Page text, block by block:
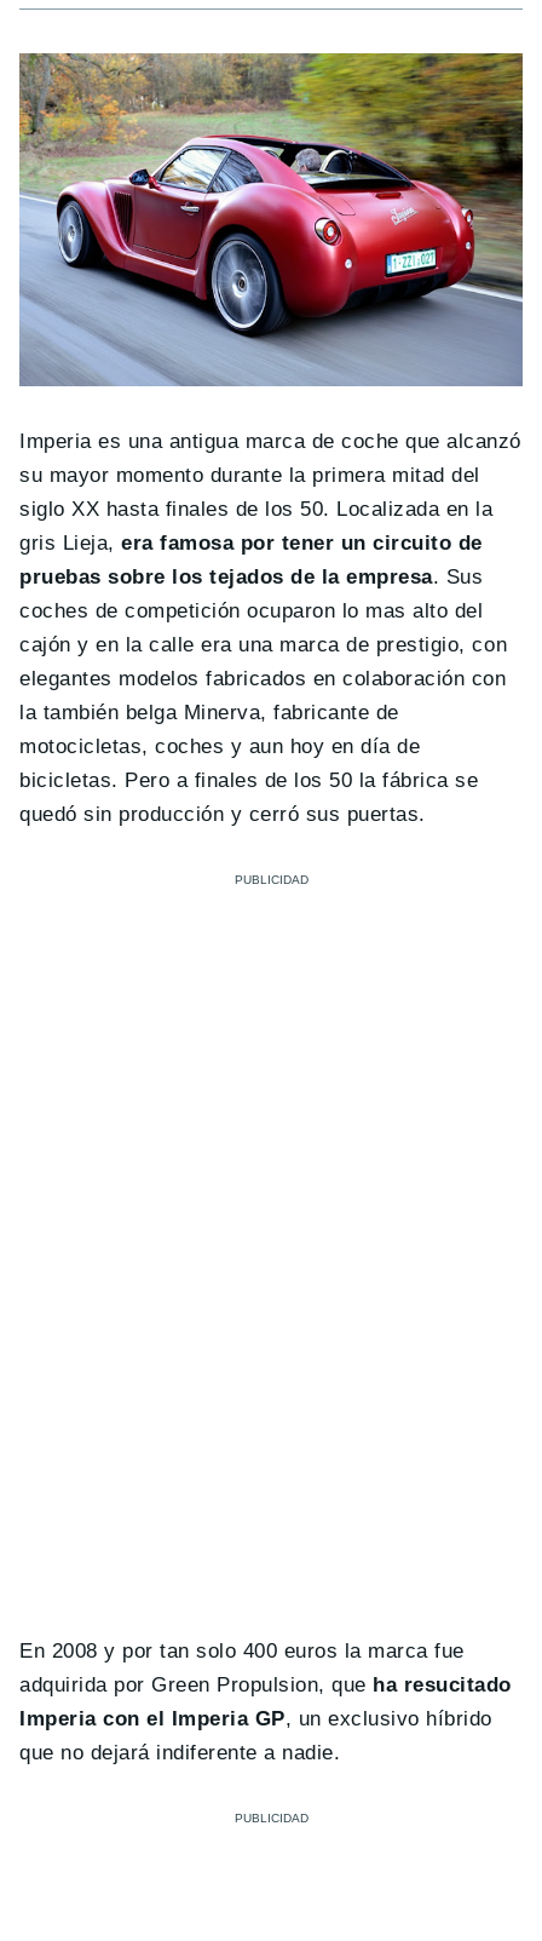
Imperia es una antigua marca de coche que alcanzó
su mayor momento durante la primera mitad del
siglo XX hasta finales de los 50. Localizada en la
gris Lieja,era famosa por tener un circuito de
pruebas sobre los tejados de la empresa. Sus
coches de competición ocuparon lo mas alto del
cajón y en la calle era una marca de prestigio, con
elegantes modelos fabricados en colaboración con
la también belga Minerva, fabricante de
motocicletas, coches y aun hoy en día de
bicicletas. Pero a finales de los 50 la fábrica se
quedó sin producción y cerró sus puertas.
En 2008 y por tan solo 400 euros la marca fue
adquirida por Green Propulsion, que ha resucitado
Imperia con el Imperia GP, un exclusivo híbrido
que no dejará indiferente a nadie.